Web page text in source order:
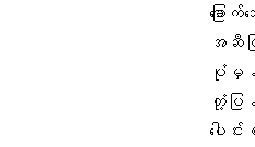
ခြော
အဆီပ
ပုံမှန်
တုံ့ပြ
ပေါင်